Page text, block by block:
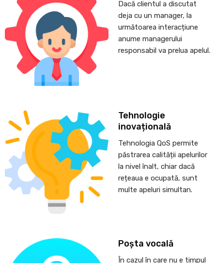
Dacă clientul a discutat
deja cu un manager, la
următoarea interacțiune
anume managerului
responsabil va prelua apelul.
Tehnologie
inovațională
Tehnologia QoS permite
păstrarea calității apelurilor
la nivel înalt, chiar dacă
rețeaua e ocupată, sunt
multe apeluri simultan.
Poșta vocală
În cazul în care nu e timpul